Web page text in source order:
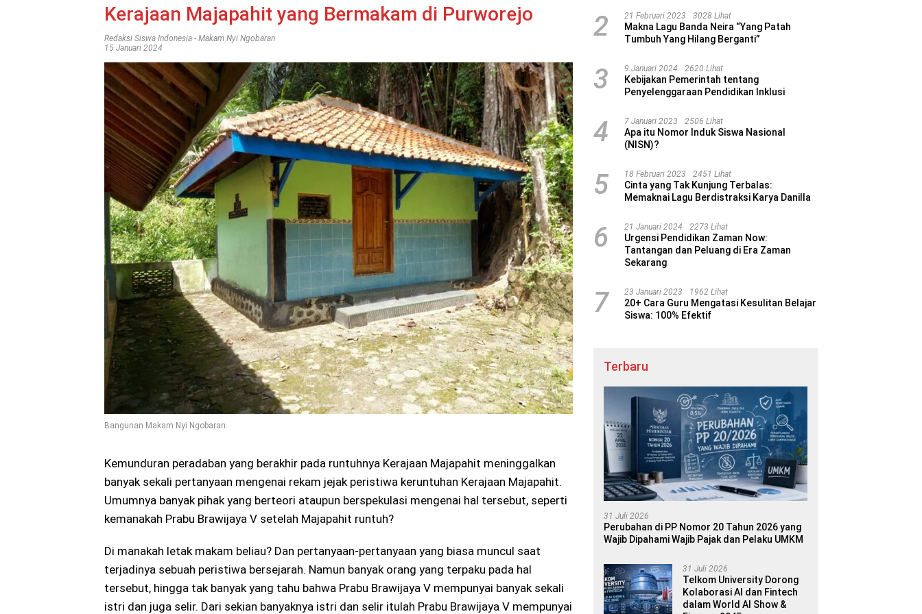
Kerajaan Majapahit yang Bermakam di Purworejo
Redaksi Siswa Indonesia - Makam Nyi Ngobaran
15 Januari 2024
Bangunan Makam Nyi Ngobaran.
Kemunduran peradaban yang berakhir pada runtuhnya Kerajaan Majapahit meninggalkan
banyak sekali pertanyaan mengenai rekam jejak peristiwa keruntuhan Kerajaan Majapahit.
Umumnya banyak pihak yang berteori ataupun berspekulasi mengenai hal tersebut, seperti
kemanakah Prabu Brawijaya V setelah Majapahit runtuh?
Di manakah letak makam beliau? Dan pertanyaan-pertanyaan yang biasa muncul saat
terjadinya sebuah peristiwa bersejarah. Namun banyak orang yang terpaku pada hal
tersebut, hingga tak banyak yang tahu bahwa Prabu Brawijaya V mempunyai banyak sekali
istri dan juga selir. Dari sekian banyaknya istri dan selir itulah Prabu Brawijaya V mempunyai
2 21 Februari 2023 3028 Lihat
Makna Lagu Banda Neira “Yang Patah
Tumbuh Yang Hilang Berganti”
3 9 Januari 2024 2620 Lihat
Kebijakan Pemerintah tentang
Penyelenggaraan Pendidikan Inklusi
4 7 Januari 2023 2506 Lihat
Apa itu Nomor Induk Siswa Nasional
(NISN)?
5 18 Februari 2023 2451 Lihat
Cinta yang Tak Kunjung Terbalas:
Memaknai Lagu Berdistraksi Karya Danilla
6 21 Januari 2024 2273 Lihat
Urgensi Pendidikan Zaman Now:
Tantangan dan Peluang di Era Zaman
Sekarang
7 23 Januari 2023 1962 Lihat
20+ Cara Guru Mengatasi Kesulitan Belajar
Siswa: 100% Efektif
Terbaru
31 Juli 2026
Perubahan di PP Nomor 20 Tahun 2026 yang
Wajib Dipahami Wajib Pajak dan Pelaku UMKM
31 Juli 2026
Telkom University Dorong
Kolaborasi AI dan Fintech
dalam World AI Show &